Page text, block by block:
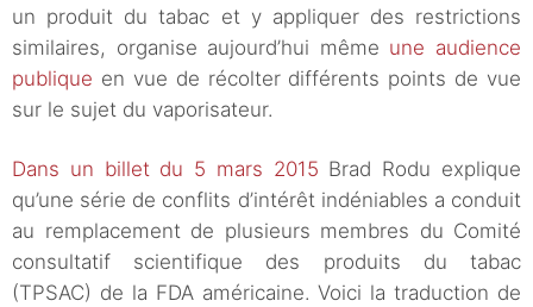
un produit du tabac et y appliquer des restrictions
similaires, organise aujourd’hui même une audience
publique en vue de récolter différents points de vue
sur le sujet du vaporisateur.
Dans un billet du 5 mars 2015 Brad Rodu explique
qu’une série de conflits d’intérêt indéniables a conduit
au remplacement de plusieurs membres du Comité
consultatif scientifique des produits du tabac
(TPSAC) de la FDA américaine. Voici la traduction de